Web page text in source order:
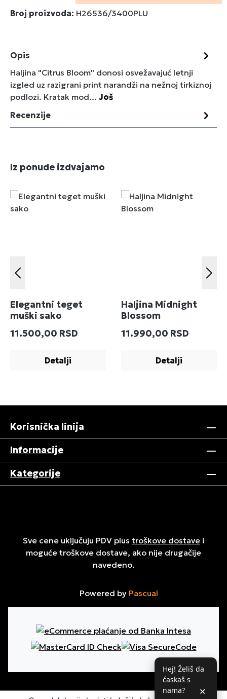
Hej! Želiš da
ćaskaš s
nama?
✕
Broj proizvoda: H26536/3400PLU
Opis
Haljina "Citrus Bloom" donosi osvežavajuć letnji
izgled uz razigrani print narandži na nežnoj tirkiznoj
podlozi. Kratak mod…Još
Recenzije
Preskoči galeriju proizvoda
Iz ponude izdvajamo
Elegantni teget
muški sako
Redovna cena:
11.500,00 RSD
Detalji
Haljina Midnight
Blossom
Redovna cena:
11.990,00 RSD
Detalji
Korisnička linija
Informacije
Kategorije
Sve cene uključuju PDV plus troškove dostave i
moguće troškove dostave, ako nije drugačije
navedeno.
Powered by Pascual